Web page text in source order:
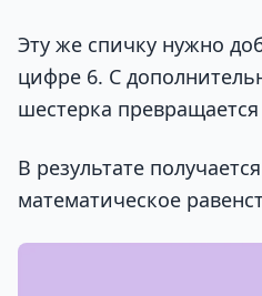
Эту же спичку нужно
цифре 6. С
шестерка
В результате
математическое